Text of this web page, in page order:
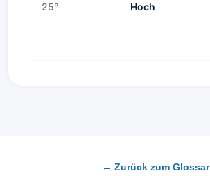
25° Hoch
← Zurück zum Glossar